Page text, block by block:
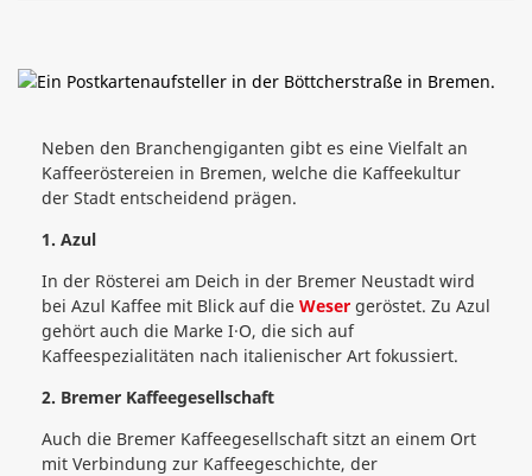
Neben den Branchengiganten gibt es eine Vielfalt an
Kaffeeröstereien in Bremen, welche die Kaffeekultur
der Stadt entscheidend prägen.
1. Azul
In der Rösterei am Deich in der Bremer Neustadt wird
bei Azul Kaffee mit Blick auf die Weser geröstet. Zu Azul
gehört auch die Marke I∙O, die sich auf
Kaffeespezialitäten nach italienischer Art fokussiert.
2. Bremer Kaffeegesellschaft
Auch die Bremer Kaffeegesellschaft sitzt an einem Ort
mit Verbindung zur Kaffeegeschichte, der